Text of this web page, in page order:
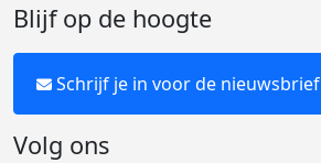
Blijf op de hoogte
Schrijf je in voor de nieuwsbrief
Volg ons